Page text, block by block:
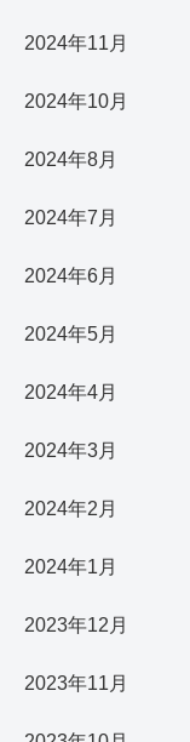
2024年11月
2024年10月
2024年8月
2024年7月
2024年6月
2024年5月
2024年4月
2024年3月
2024年2月
2024年1月
2023年12月
2023年11月